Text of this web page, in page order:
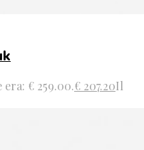
€ 259.00.€ 207.20Il